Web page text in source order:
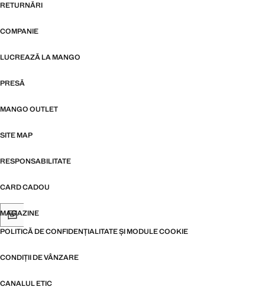
RETURNĂRI
COMPANIE
LUCREAZĂ LA MANGO
PRESĂ
MANGO OUTLET
SITE MAP
RESPONSABILITATE
CARD CADOU
MAGAZINE
POLITICĂ DE CONFIDENȚIALITATE ȘI MODULE COOKIE
CONDIȚII DE VÂNZARE
CANALUL ETIC